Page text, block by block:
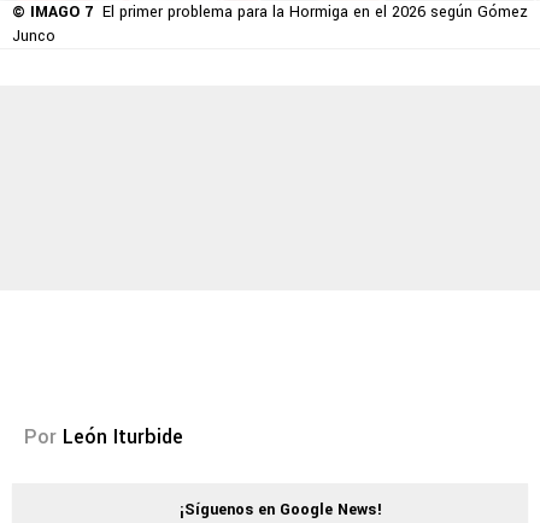
© IMAGO 7 El primer problema para la Hormiga en el 2026 según Gómez
Junco
Por León Iturbide
¡Síguenos en Google News!